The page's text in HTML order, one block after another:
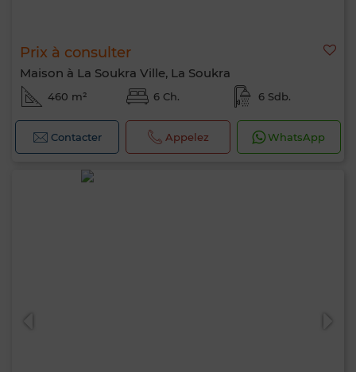
Prix à consulter
Maison à La Soukra Ville, La Soukra
460 m² 6 Ch. 6 Sdb.
Contacter Appelez WhatsApp